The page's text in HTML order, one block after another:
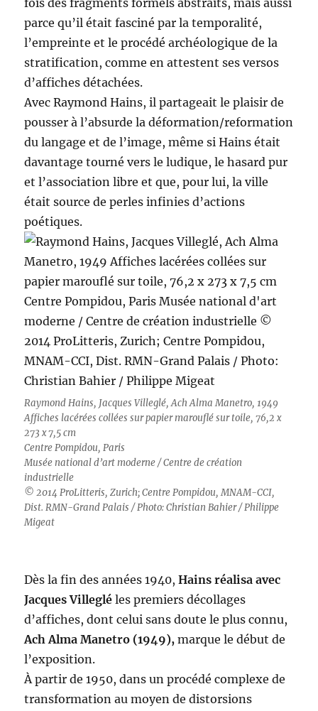
fois des fragments formels abstraits, mais aussi
parce qu’il était fasciné par la temporalité,
l’empreinte et le procédé archéologique de la
stratification, comme en attestent ses versos
d’affiches détachées.
Avec Raymond Hains, il partageait le plaisir de
pousser à l’absurde la déformation/reformation
du langage et de l’image, même si Hains était
davantage tourné vers le ludique, le hasard pur
et l’association libre et que, pour lui, la ville
était source de perles infinies d’actions
poétiques.
Raymond Hains, Jacques Villeglé, Ach Alma Manetro, 1949
Affiches lacérées collées sur papier marouflé sur toile, 76,2 x
273 x 7,5 cm
Centre Pompidou, Paris
Musée national d’art moderne / Centre de création
industrielle
© 2014 ProLitteris, Zurich; Centre Pompidou, MNAM-CCI,
Dist. RMN-Grand Palais / Photo: Christian Bahier / Philippe
Migeat
Dès la fin des années 1940,Hains réalisa avec
Jacques Villeglé les premiers décollages
d’affiches, dont celui sans doute le plus connu,
Ach Alma Manetro (1949), marque le début de
l’exposition.
À partir de 1950, dans un procédé complexe de
transformation au moyen de distorsions